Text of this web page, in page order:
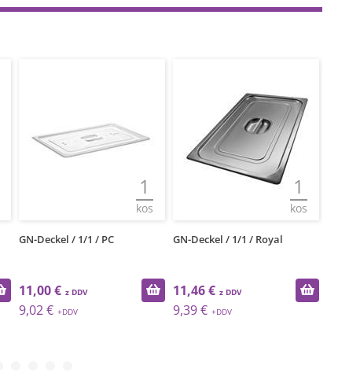
1
kos
GN-Deckel / 1/1 / PC
11,00 €
9,02 €
1
kos
GN-Deckel / 1/1 / Royal
11,46 €
9,39 €